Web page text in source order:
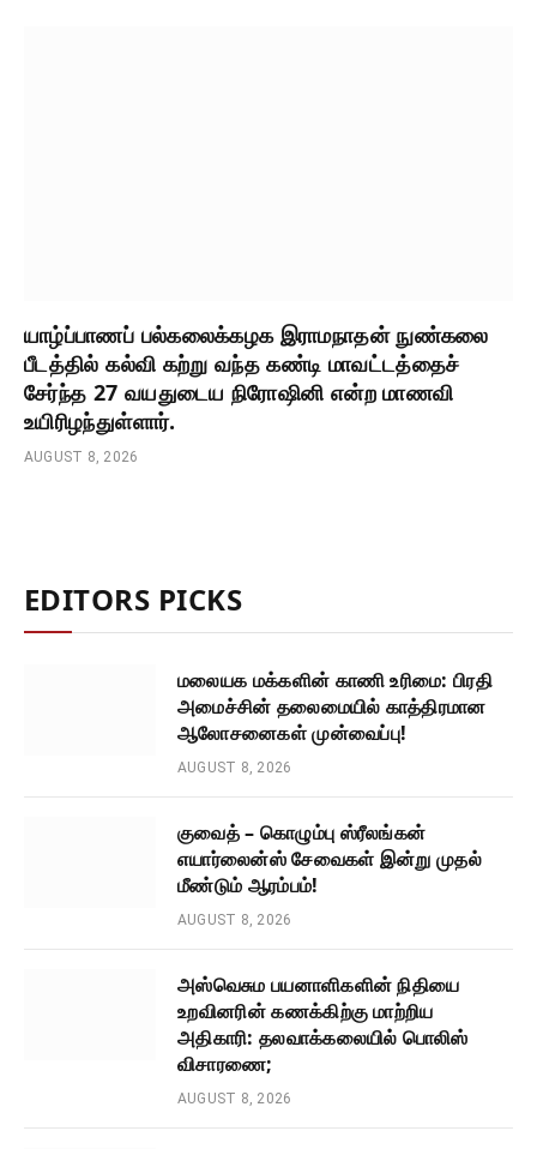
யாழ்ப்பாணப் பல்கலைக்கழக இராமநாதன் நுண்கலை
பீடத்தில் கல்வி கற்று வந்த கண்டி மாவட்டத்தைச்
சேர்ந்த 27 வயதுடைய நிரோஷினி என்ற மாணவி
உயிரிழந்துள்ளார்.
AUGUST 8, 2026
EDITORS PICKS
மலையக மக்களின் காணி உரிமை: பிரதி
அமைச்சின் தலைமையில் காத்திரமான
ஆலோசனைகள் முன்வைப்பு!
AUGUST 8, 2026
குவைத் – கொழும்பு ஸ்ரீலங்கன்
எயார்லைன்ஸ் சேவைகள் இன்று முதல்
மீண்டும் ஆரம்பம்!
AUGUST 8, 2026
அஸ்வெசும பயனாளிகளின் நிதியை
உறவினரின் கணக்கிற்கு மாற்றிய
அதிகாரி: தலவாக்கலையில் பொலிஸ்
விசாரணை;
AUGUST 8, 2026